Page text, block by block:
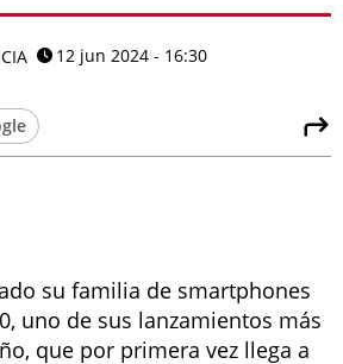
12 jun 2024 - 16:30
su familia de smartphones
uno de sus lanzamientos más
que por primera vez llega a